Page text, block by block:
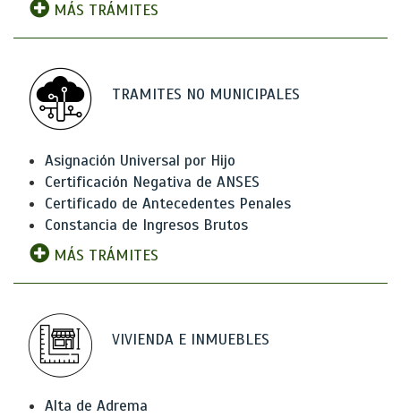
MÁS TRÁMITES
TRAMITES NO MUNICIPALES
Asignación Universal por Hijo
Certificación Negativa de ANSES
Certificado de Antecedentes Penales
Constancia de Ingresos Brutos
MÁS TRÁMITES
VIVIENDA E INMUEBLES
Alta de Adrema